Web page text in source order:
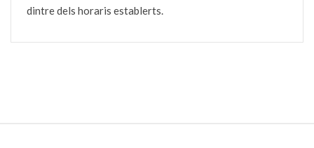
dintre dels horaris establerts.